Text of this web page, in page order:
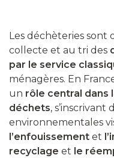
Les déchèteries sont
collecte et au tri des
par le service
ménagères. En
un rôle central dans
déchets, s’inscrivant
environnementales
l’enfouissement et
recyclage et le